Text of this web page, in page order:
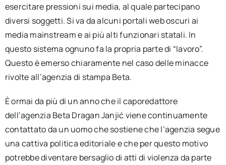
esercitare pressioni sui media, al quale partecipano
diversi soggetti. Si va da alcuni portali web oscuri ai
media mainstream e ai più alti funzionari statali. In
questo sistema ognuno fa la propria parte di “lavoro”.
Questo è emerso chiaramente nel caso delle minacce
rivolte all’agenzia di stampa Beta.
È ormai da più di un anno che il caporedattore
dell’agenzia Beta Dragan Janjić viene continuamente
contattato da un uomo che sostiene che l’agenzia segue
una cattiva politica editoriale e che per questo motivo
potrebbe diventare bersaglio di atti di violenza da parte